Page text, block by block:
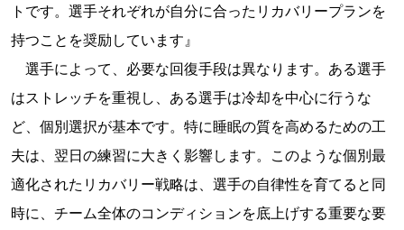
トです。選手それぞれが自分に合ったリカバリープランを
持つことを奨励しています』
選手によって、必要な回復手段は異なります。ある選手
はストレッチを重視し、ある選手は冷却を中心に行うな
ど、個別選択が基本です。特に睡眠の質を高めるための工
夫は、翌日の練習に大きく影響します。このような個別最
適化されたリカバリー戦略は、選手の自律性を育てると同
時に、チーム全体のコンディションを底上げする重要な要